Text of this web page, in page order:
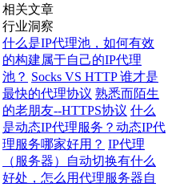
相关文章
行业洞察
什么是IP代理池，如何有效
的构建属于自己的IP代理
池？ Socks VS HTTP 谁才是
最快的代理协议 熟悉而陌生
的老朋友--HTTPS协议 什么
是动态IP代理服务？动态IP代
理服务哪家好用？ IP代理
（服务器）自动切换有什么
好处，怎么用代理服务器自